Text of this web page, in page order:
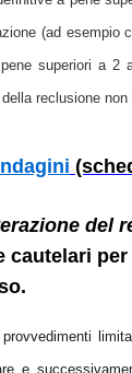
(ad esempio
superiori a 2
reclusione
del
e